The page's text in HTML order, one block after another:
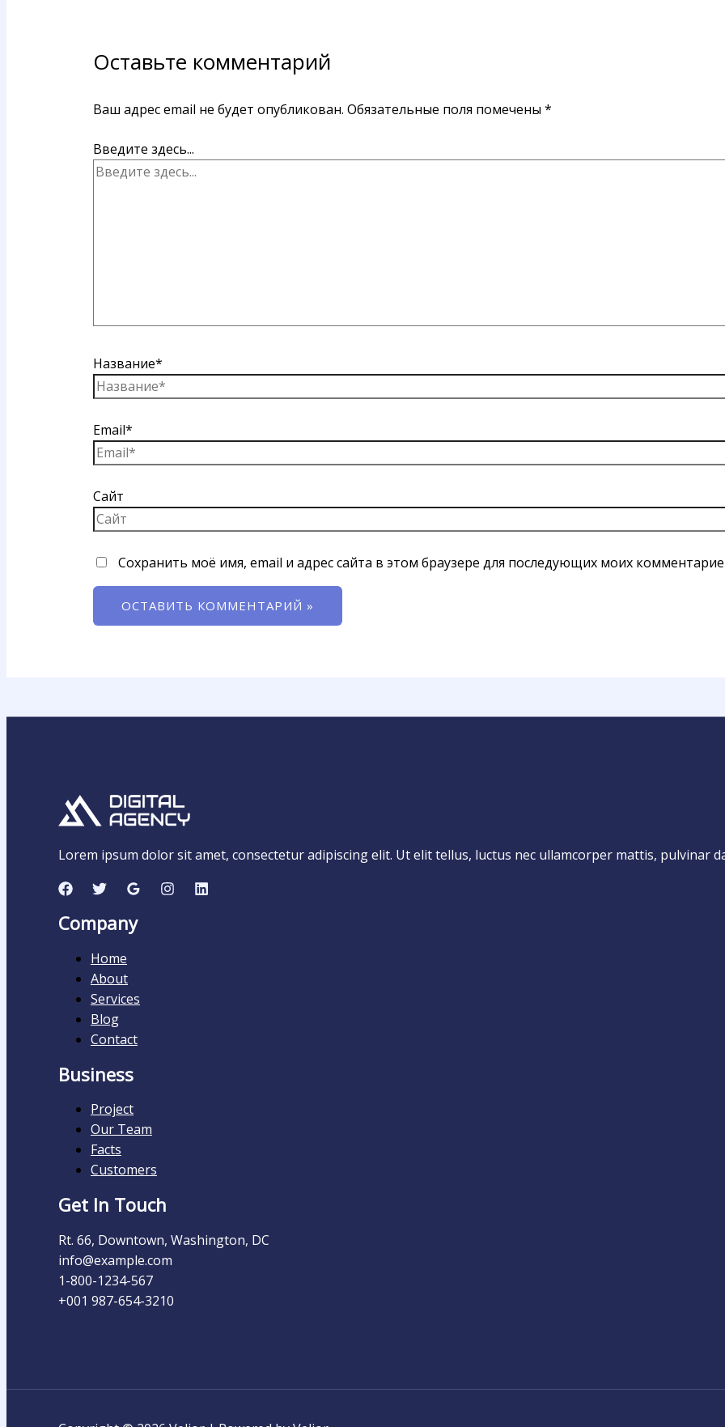
Оставьте комментарий
Ваш адрес email не будет опубликован. Обязательные поля помечены *
Введите здесь...
Название*
Email*
Сайт
Сохранить моё имя, email и адрес сайта в этом браузере для последующих моих
Lorem ipsum dolor sit amet, consectetur adipiscing elit. Ut elit tellus, luctus nec ullamcorper mattis, pulvinar
Company
Home
About
Services
Blog
Contact
Business
Project
Our Team
Facts
Customers
Get In Touch
Rt. 66, Downtown, Washington, DC
info@example.com​
1-800-1234-567
+001 987-654-3210